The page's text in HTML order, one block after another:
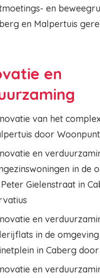
en
en Malpertuis
en
van het
door Woonpunt
en
in de
Gielenstraat in
en
in de
in Caberg
en